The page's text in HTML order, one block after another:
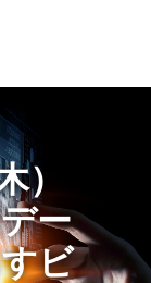
）
ー
ビ